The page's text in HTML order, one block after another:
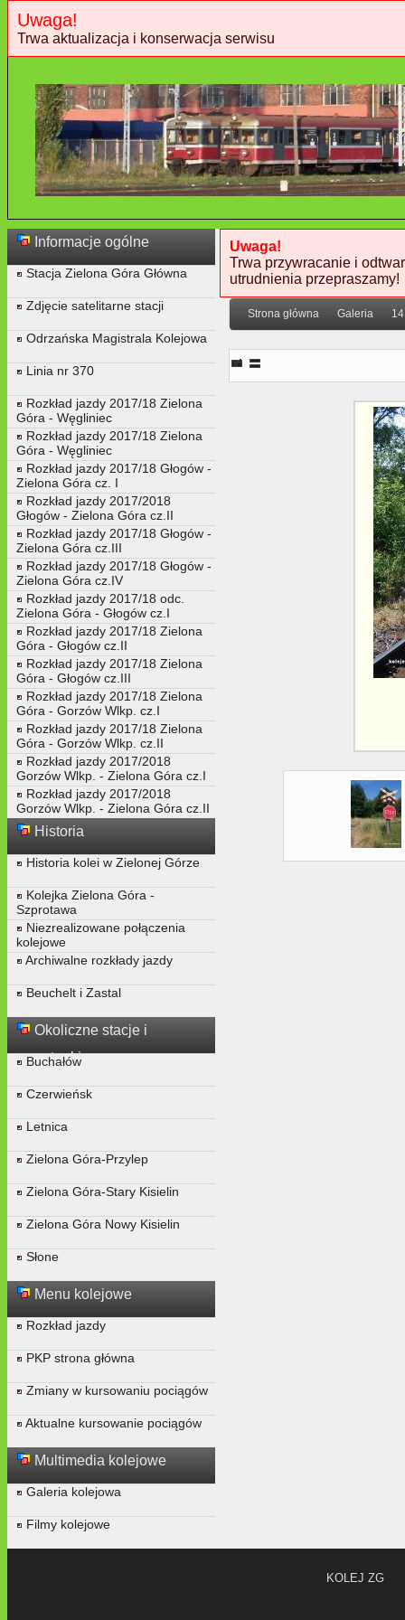
Uwaga!
Trwa aktualizacja i konserwacja serwisu
Informacje ogólne
Stacja Zielona Góra Główna
Zdjęcie satelitarne stacji
Odrzańska Magistrala Kolejowa
Linia nr 370
Rozkład jazdy 2017/18 Zielona
Góra - Węgliniec
Rozkład jazdy 2017/18 Zielona
Góra - Węgliniec
Rozkład jazdy 2017/18 Głogów -
Zielona Góra cz. I
Rozkład jazdy 2017/2018
Głogów - Zielona Góra cz.II
Rozkład jazdy 2017/18 Głogów -
Zielona Góra cz.III
Rozkład jazdy 2017/18 Głogów -
Zielona Góra cz.IV
Rozkład jazdy 2017/18 odc.
Zielona Góra - Głogów cz.I
Rozkład jazdy 2017/18 Zielona
Góra - Głogów cz.II
Rozkład jazdy 2017/18 Zielona
Góra - Głogów cz.III
Rozkład jazdy 2017/18 Zielona
Góra - Gorzów Wlkp. cz.I
Rozkład jazdy 2017/18 Zielona
Góra - Gorzów Wlkp. cz.II
Rozkład jazdy 2017/2018
Gorzów Wlkp. - Zielona Góra cz.I
Rozkład jazdy 2017/2018
Gorzów Wlkp. - Zielona Góra cz.II
Historia
Historia kolei w Zielonej Górze
Kolejka Zielona Góra -
Szprotawa
Niezrealizowane połączenia
kolejowe
Archiwalne rozkłady jazdy
Beuchelt i Zastal
Okoliczne stacje i
przystanki
Buchałów
Czerwieńsk
Letnica
Zielona Góra-Przylep
Zielona Góra-Stary Kisielin
Zielona Góra Nowy Kisielin
Słone
Menu kolejowe
Rozkład jazdy
PKP strona główna
Zmiany w kursowaniu pociągów
Aktualne kursowanie pociągów
Multimedia kolejowe
Galeria kolejowa
Filmy kolejowe
Uwaga!
Trwa przywracanie i
utrudnienia przepraszamy!
Strona główna Galeria
KOLEJ ZG